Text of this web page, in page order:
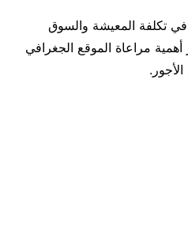
تكلفة المعيشة والسوق
مراعاة الموقع الجغرافي